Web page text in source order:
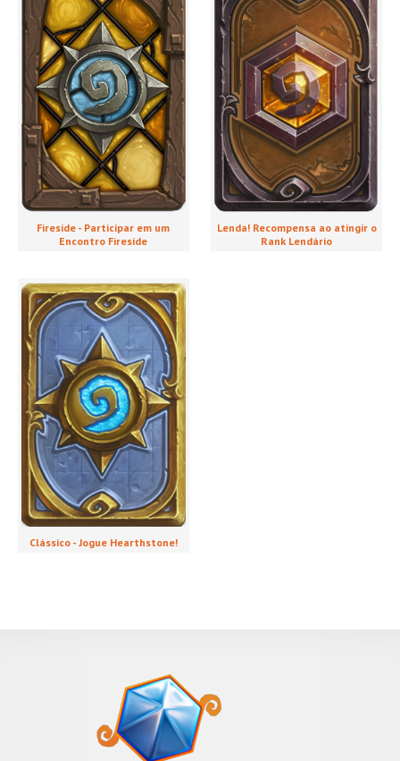
Fireside - Participar em um
Encontro Fireside
Lenda! Recompensa ao atingir o
Rank Lendário
Clássico - Jogue Hearthstone!